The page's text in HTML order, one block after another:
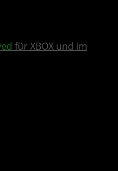
für XBOX und im